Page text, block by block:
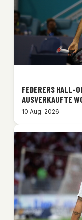
FEDERERS HALL-
AUSVERKAUFTE
10 Aug. 2026